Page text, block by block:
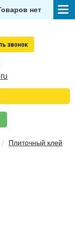
нет
звонок
Плиточный клей